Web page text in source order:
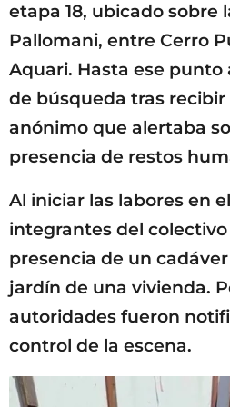
etapa 18, ubicado sobre
Pallomani, entre Cerro
Aquari. Hasta ese
de búsqueda tras
anónimo que alertaba
presencia de restos
Al iniciar las labores en
integrantes del
presencia de un
jardín de una vivienda.
autoridades fueron
control de la escena.